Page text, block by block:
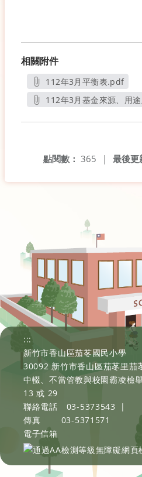
相關附件
112年3月平衡表.pdf
另開新視窗
112年3月基金來源、用
最後更
點閱數： 365 |
:::
新竹市香山區茄苳國民小學
30092 新竹市香山區茄苳里茄
中輟、不當管教與校園霸凌檢
13 或 29
聯絡電話
03-5373543
|
傳真
03-5371571
電子信箱